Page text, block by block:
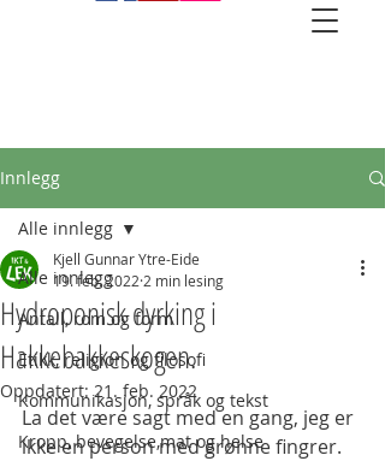
Innlegg
Alle innlegg
Antall, rom og form
Etikk, religion og filosofi
Kommunikasjon, språk og tekst
Kropp, bevegelse,mat og helse
Alle innlegg
Hydroponisk dyrking i
Hakkebakkeskogen.
Kjell Gunnar Ytre-Eide
19. feb. 2022 2 min lesing
Oppdatert:21. feb. 2022
La det være sagt med en gang, jeg er
ikke en person med grønne fingrer.